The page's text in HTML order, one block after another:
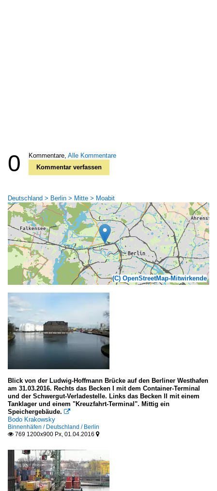
0 Kommentare, Alle Kommentare
Kommentar verfassen
Deutschland > Berlin > Mitte > Moabit
(C) OpenStreetMap-Mitwirkende
Blick von der Ludwig-Hoffmann Brücke auf den Berliner Westhafen
am 31.03.2016. Rechts das Becken I mit dem Container-Terminal
und der Schwergut-Verladestelle. Links das Becken II mit einem
Tanklager und einem "Kreuzfahrt-Terminal". Mittig ein
Speichergebäude. 
Bodo Krakowsky
Binnenhäfen / Deutschland / Berlin
 769 1200x900 Px, 01.04.2016 